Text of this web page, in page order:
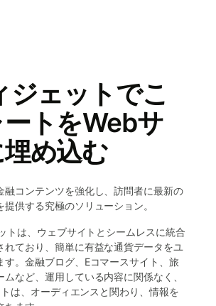
ジェットでこ
トをWebサ
め込む
融コンテンツを強化し、訪問者に最新の
供する究極のソリューション。
トは、ウェブサイトとシームレスに統合
れており、簡単に有益な通貨データをユ
す。金融ブログ、Eコマースサイト、旅
など、運用している内容に関係なく、
は、オーディエンスと関わり、情報を